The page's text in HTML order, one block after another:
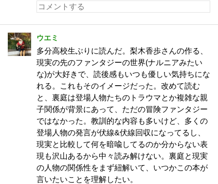
ウエミ
多分高校生ぶりに読んだ。梨木香歩さんの作る、
現実の先のファンタジーの世界(ナルニアみたい
な)が大好きで、読後感もいつも優しい気持ちにな
れる。これもそのイメージだった。改めて読む
と、裏庭は登場人物たちのトラウマとか複雑な親
子関係が背景にあって、ただの冒険ファンタジー
ではなかった。教訓的な内容も多いけど、多くの
登場人物の発言が伏線&伏線回収になってるし、
現実と比較して何を暗喩してるのか分からない表
現も沢山あるから中々読み解けない。裏庭と現実
の人物の関係性をまず紐解いて、いつかこの本が
言いたいことを理解したい。